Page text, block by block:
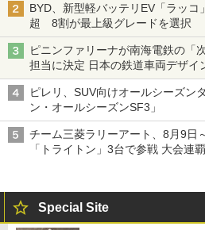
BYD、新型軽バッテリEV「ラッ
超 8割が最上級グレードを選択
ピニンファリーナが南海電鉄の「
担当に決定 日本の鉄道車両デザイ
ピレリ、SUV向けオールシーズン
ン・オールシーズンSF3」
チーム三菱ラリーアート、8月9日
「トライトン」3台で参戦 大会連
Special Site